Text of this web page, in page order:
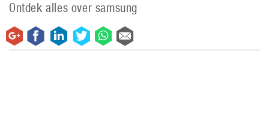
Ontdek alles over samsung